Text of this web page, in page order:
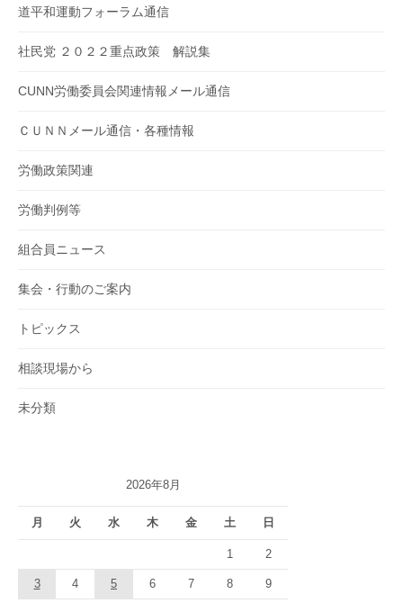
道平和運動フォーラム通信
社民党 ２０２２重点政策 解説集
CUNN労働委員会関連情報メール通信
ＣＵＮＮメール通信・各種情報
労働政策関連
労働判例等
組合員ニュース
集会・行動のご案内
トピックス
相談現場から
未分類
2026年8月
月 火 水 木 金 土 日
1 2
3 4 5 6 7 8 9